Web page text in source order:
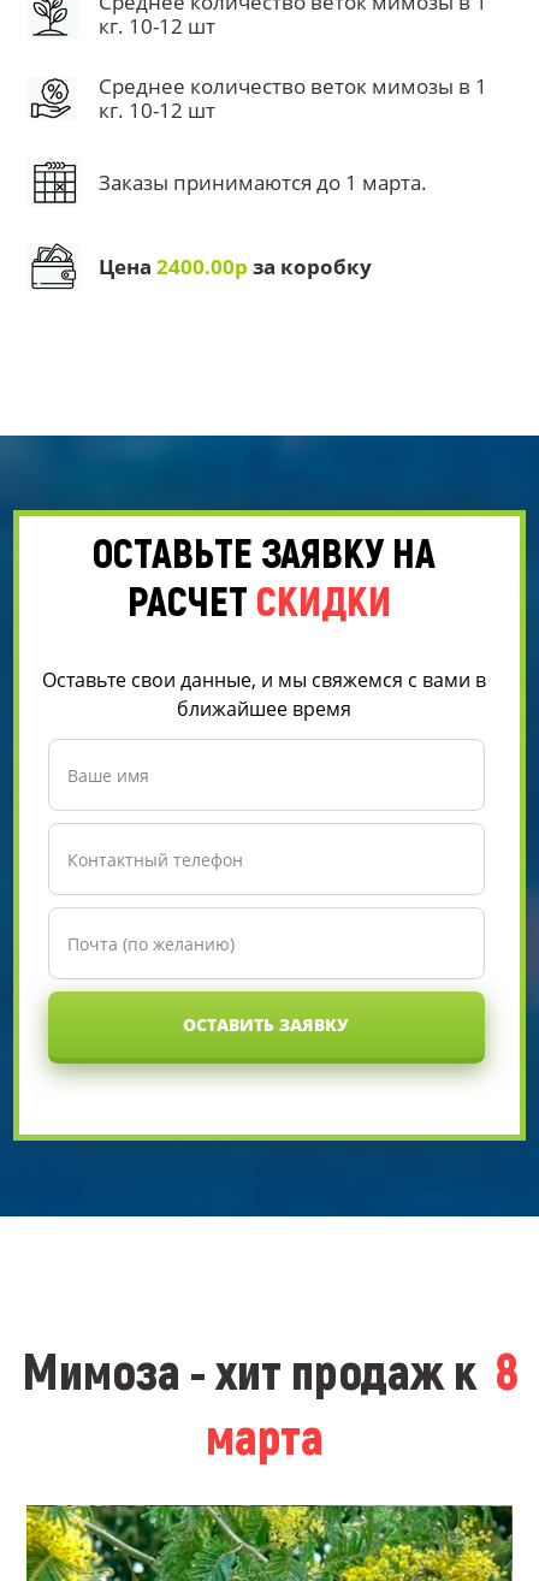
кг. 10-12 шт
Среднее количество веток мимозы в 1
кг. 10-12 шт
Заказы принимаются до 1 марта.
Цена2400.00р за коробку
ОСТАВЬТЕ ЗАЯВКУ НА
РАСЧЕТ СКИДКИ
Оставьте свои данные, и мы свяжемся с вами в
ближайшее время
ОСТАВИТЬ ЗАЯВКУ
Мимоза - хит продаж к 8
марта